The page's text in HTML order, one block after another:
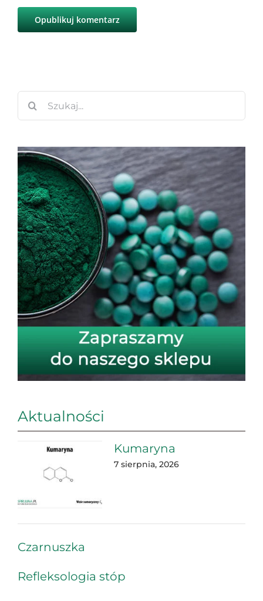
Aktualności
Kumaryna
7 sierpnia, 2026
Czarnuszka
Refleksologia stóp